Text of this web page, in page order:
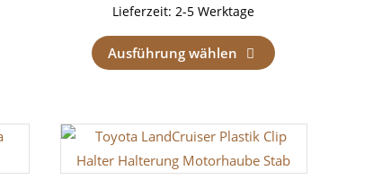
Lieferzeit:2-5 Werktage
Ausführung wählen